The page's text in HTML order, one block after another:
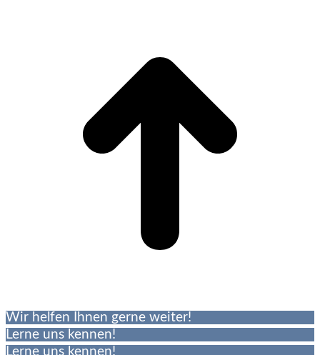
Wir helfen Ihnen gerne weiter!
Lerne uns kennen!
Lerne uns kennen!